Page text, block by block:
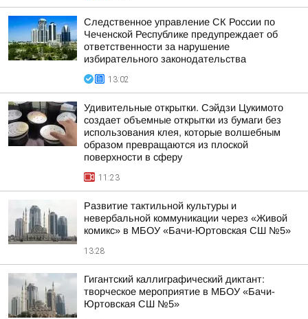
Следственное управление СК России по
Чеченской Республике предупреждает об
ответственности за нарушение
избирательного законодательства
13:02
Удивительные открытки. Сэйдзи Цукимото
создает объемные открытки из бумаги без
использования клея, которые волшебным
образом превращаются из плоской
поверхности в сферу
11:23
Развитие тактильной культуры и
невербальной коммуникации через «Живой
комикс» в МБОУ «Бачи-Юртовская СШ №5»
13:28
Гигантский каллиграфический диктант:
творческое мероприятие в МБОУ «Бачи-
Юртовская СШ №5»